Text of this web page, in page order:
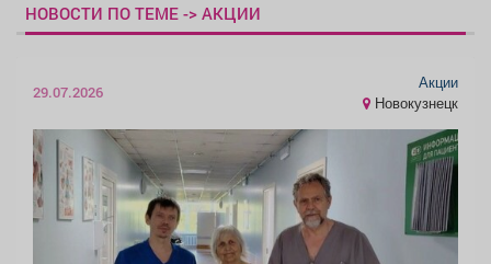
НОВОСТИ ПО ТЕМЕ -> АКЦИИ
29.07.2026
Акции
Новокузнецк